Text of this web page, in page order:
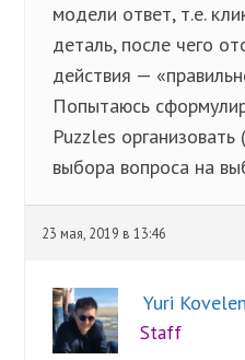
модели ответ, т.е.
деталь, после чего
действия —
Попытаюсь
Puzzles
выбора вопроса на
23 мая, 2019 в 13:46
Yuri
Staff